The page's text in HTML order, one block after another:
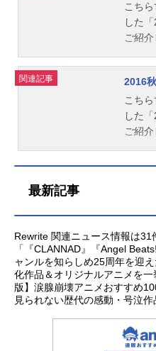
こち
した
ご紹
関連記事
2016
こち
した
ご紹
最新記事
Rewrite 関連ニュース情報は
「『CLANNAD』『Angel
ャンルを知らしめ25周年を迎
化作品＆オリジナルアニメを
版】涙腺崩壊アニメおすすめ
見られない歴代の感動・号泣作